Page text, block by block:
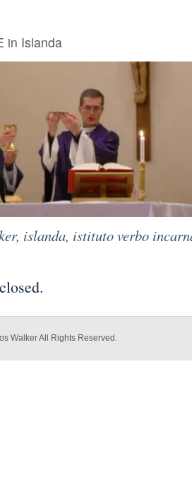
in Islanda
, islanda, istituto verbo
Walker All Rights Reserved.